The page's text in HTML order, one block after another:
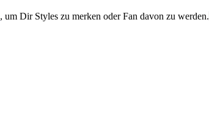
, um Dir Styles zu merken oder Fan davon zu werden.